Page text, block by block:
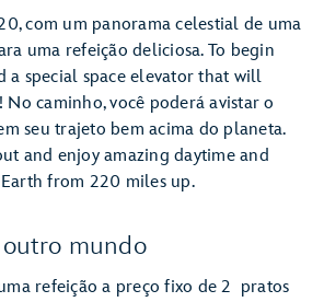
com um panorama celestial de uma
uma refeição deliciosa. To begin
a special space elevator that will
No caminho, você poderá avistar o
seu trajeto bem acima do planeta.
and enjoy amazing daytime and
from 220 miles up.
mundo
refeição a preço fixo de 2 pratos